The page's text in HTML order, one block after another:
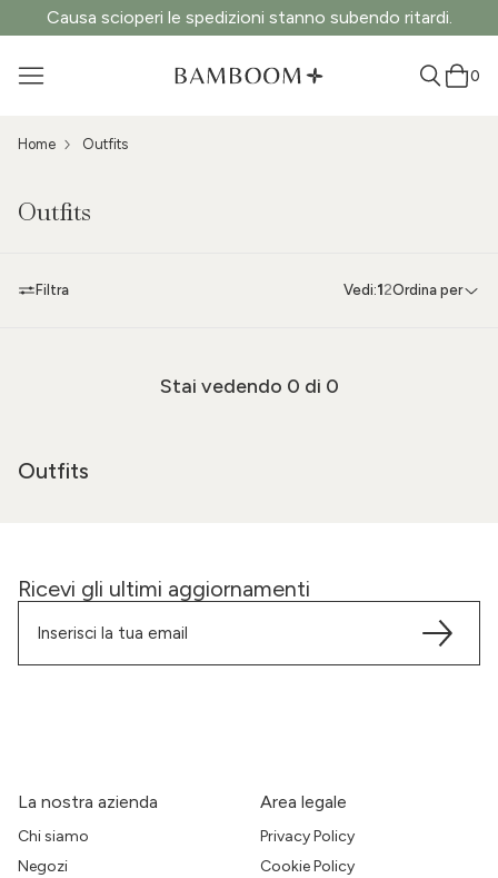
Causa scioperi le spedizioni stanno subendo ritardi.
0
Home Outfits
Outfits
Filtra Vedi:1 2Ordina per
Stai vedendo 0 di 0
Outfits
Ricevi gli ultimi aggiornamenti
La nostra azienda
Chi siamo
Negozi
Area legale
Privacy Policy
Cookie Policy